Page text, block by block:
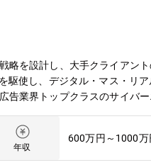
略を設計し、大手クライアン
駆使し、デジタル・マス・リ
告業界トップクラスのサイバ
者の心を動かし広告主の事
するサイバーエージェント
ポジションです。【具体的に
年収
600万円～1000万